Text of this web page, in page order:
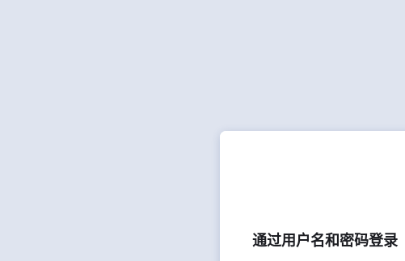
通过用户名和密码登录